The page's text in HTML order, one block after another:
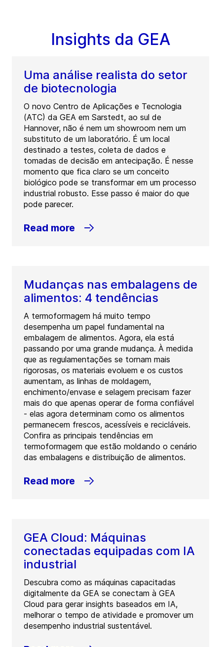
Insights da GEA
Uma análise realista do setor
de biotecnologia
O novo Centro de Aplicações e Tecnologia
(ATC) da GEA em Sarstedt, ao sul de
Hannover, não é nem um showroom nem um
substituto de um laboratório. É um local
destinado a testes, coleta de dados e
tomadas de decisão em antecipação. É nesse
momento que fica claro se um conceito
biológico pode se transformar em um processo
industrial robusto. Esse passo é maior do que
pode parecer.
Read more
Mudanças nas embalagens de
alimentos: 4 tendências
A termoformagem há muito tempo
desempenha um papel fundamental na
embalagem de alimentos. Agora, ela está
passando por uma grande mudança. À medida
que as regulamentações se tornam mais
rigorosas, os materiais evoluem e os custos
aumentam, as linhas de moldagem,
enchimento/envase e selagem precisam fazer
mais do que apenas operar de forma confiável
- elas agora determinam como os alimentos
permanecem frescos, acessíveis e recicláveis.
Confira as principais tendências em
termoformagem que estão moldando o cenário
das embalagens e distribuição de alimentos.
Read more
GEA Cloud: Máquinas
conectadas equipadas com IA
industrial
Descubra como as máquinas capacitadas
digitalmente da GEA se conectam à GEA
Cloud para gerar insights baseados em IA,
melhorar o tempo de atividade e promover um
desempenho industrial sustentável.